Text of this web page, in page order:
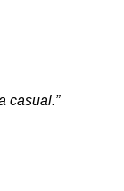
casual.”